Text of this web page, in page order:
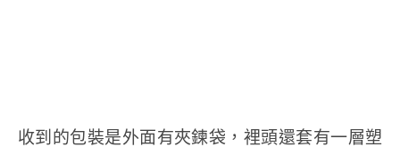
收到的包裝是外面有夾鍊袋，裡頭還套有一層塑